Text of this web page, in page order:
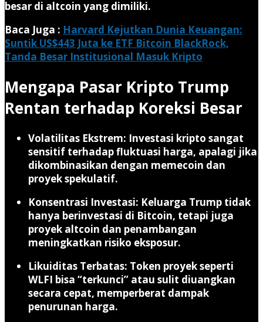
besar di altcoin yang dimiliki.
Baca Juga : Harvard Kejutkan Dunia Keuangan:
Suntik US$443 Juta ke ETF Bitcoin BlackRock,
Tanda Besar Institusional Masuk Kripto
Mengapa Pasar Kripto Trump
Rentan terhadap Koreksi Besar
Volatilitas Ekstrem: Investasi kripto sangat
sensitif terhadap fluktuasi harga, apalagi jika
dikombinasikan dengan memecoin dan
proyek spekulatif.
Konsentrasi Investasi: Keluarga Trump tidak
hanya berinvestasi di Bitcoin, tetapi juga
proyek altcoin dan penambangan
meningkatkan risiko eksposur.
Likuiditas Terbatas: Token proyek seperti
WLFI bisa “terkunci” atau sulit diuangkan
secara cepat, memperberat dampak
penurunan harga.